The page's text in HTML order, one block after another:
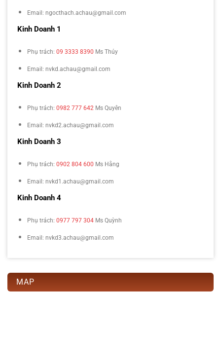
Email: ngocthach.achau@gmail.com
Kinh Doanh 1
Phụ trách: 09 3333 8390 Ms Thúy
Email: nvkd.achau@gmail.com
Kinh Doanh 2
Phụ trách: 0982 777 642 Ms Quyên
Email: nvkd2.achau@gmail.com
Kinh Doanh 3
Phụ trách: 0902 804 600 Ms Hằng
Email: nvkd1.achau@gmail.com
Kinh Doanh 4
Phụ trách: 0977 797 304 Ms Quỳnh
Email: nvkd3.achau@gmail.com
MAP